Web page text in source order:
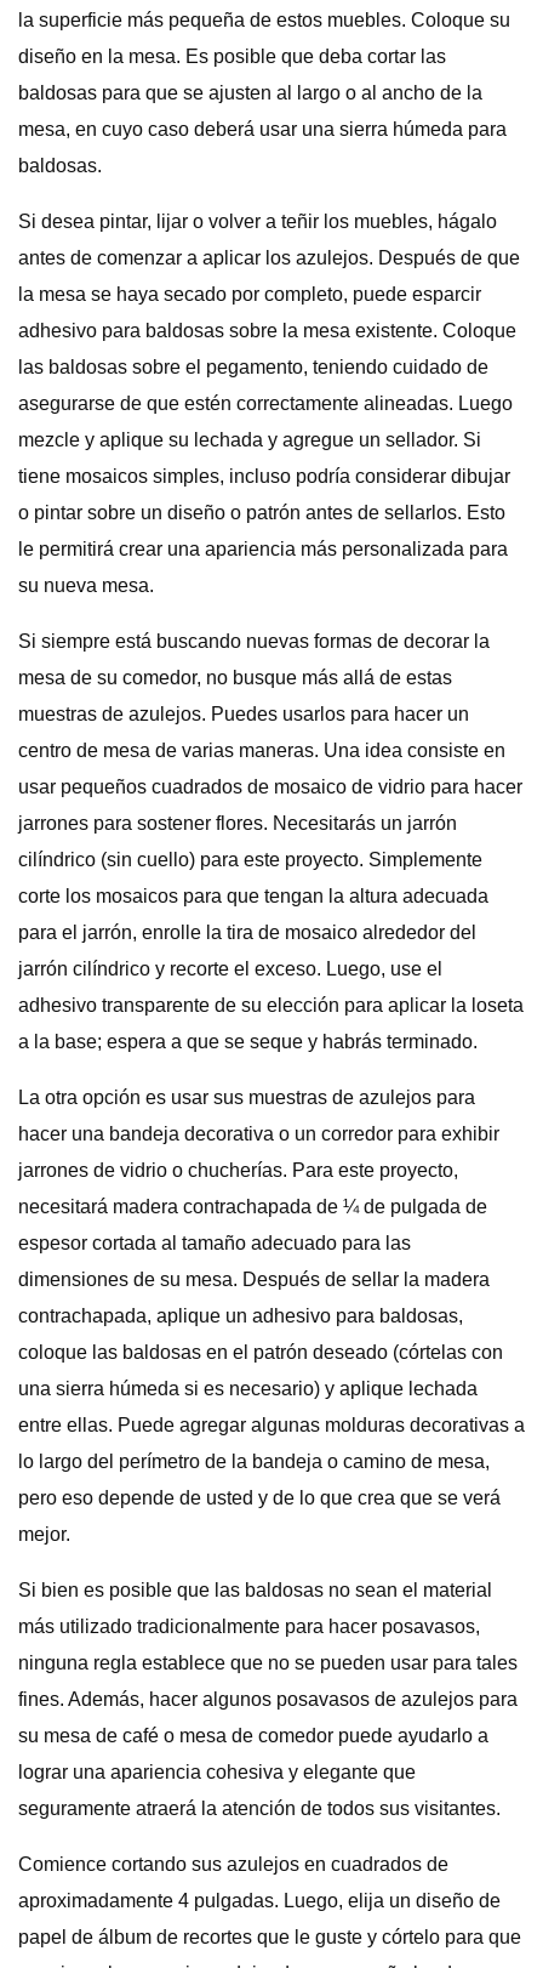
la superficie más pequeña de estos muebles. Coloque su
diseño en la mesa. Es posible que deba cortar las
baldosas para que se ajusten al largo o al ancho de la
mesa, en cuyo caso deberá usar una sierra húmeda para
baldosas.
Si desea pintar, lijar o volver a teñir los muebles, hágalo
antes de comenzar a aplicar los azulejos. Después de que
la mesa se haya secado por completo, puede esparcir
adhesivo para baldosas sobre la mesa existente. Coloque
las baldosas sobre el pegamento, teniendo cuidado de
asegurarse de que estén correctamente alineadas. Luego
mezcle y aplique su lechada y agregue un sellador. Si
tiene mosaicos simples, incluso podría considerar dibujar
o pintar sobre un diseño o patrón antes de sellarlos. Esto
le permitirá crear una apariencia más personalizada para
su nueva mesa.
Si siempre está buscando nuevas formas de decorar la
mesa de su comedor, no busque más allá de estas
muestras de azulejos. Puedes usarlos para hacer un
centro de mesa de varias maneras. Una idea consiste en
usar pequeños cuadrados de mosaico de vidrio para hacer
jarrones para sostener flores. Necesitarás un jarrón
cilíndrico (sin cuello) para este proyecto. Simplemente
corte los mosaicos para que tengan la altura adecuada
para el jarrón, enrolle la tira de mosaico alrededor del
jarrón cilíndrico y recorte el exceso. Luego, use el
adhesivo transparente de su elección para aplicar la loseta
a la base; espera a que se seque y habrás terminado.
La otra opción es usar sus muestras de azulejos para
hacer una bandeja decorativa o un corredor para exhibir
jarrones de vidrio o chucherías. Para este proyecto,
necesitará madera contrachapada de ¼ de pulgada de
espesor cortada al tamaño adecuado para las
dimensiones de su mesa. Después de sellar la madera
contrachapada, aplique un adhesivo para baldosas,
coloque las baldosas en el patrón deseado (córtelas con
una sierra húmeda si es necesario) y aplique lechada
entre ellas. Puede agregar algunas molduras decorativas a
lo largo del perímetro de la bandeja o camino de mesa,
pero eso depende de usted y de lo que crea que se verá
mejor.
Si bien es posible que las baldosas no sean el material
más utilizado tradicionalmente para hacer posavasos,
ninguna regla establece que no se pueden usar para tales
fines. Además, hacer algunos posavasos de azulejos para
su mesa de café o mesa de comedor puede ayudarlo a
lograr una apariencia cohesiva y elegante que
seguramente atraerá la atención de todos sus visitantes.
Comience cortando sus azulejos en cuadrados de
aproximadamente 4 pulgadas. Luego, elija un diseño de
papel de álbum de recortes que le guste y córtelo para que